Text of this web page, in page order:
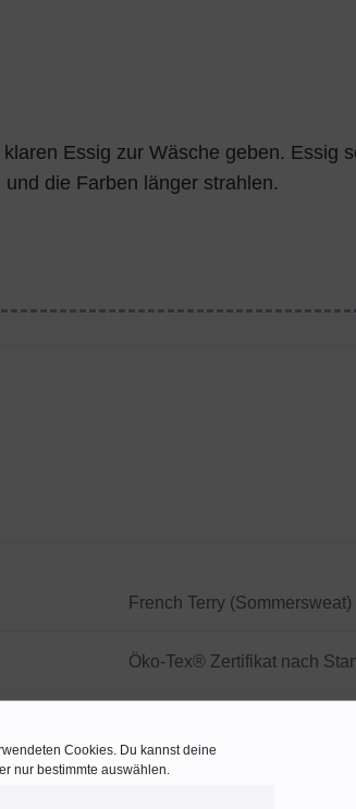
Cookies. Du kannst deine
nur bestimmte auswählen.
Essig zur Wäsche geben. Essig
die Farben länger strahlen.
French Terry (Sommersweat)
Öko-Tex® Zertifikat nach
Breite: ca. 150cnm
ca. 250g/m2